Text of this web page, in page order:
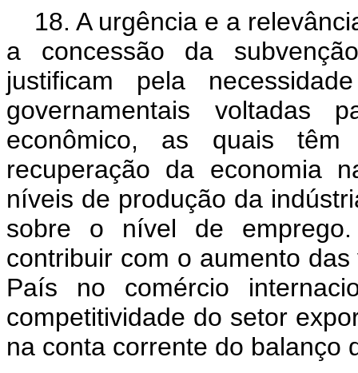
18. A urgência e a
a concessão da
justificam pela
governamentais voltadas
econômico, as quais
recuperação da economia
níveis de produção da
sobre o nível de
contribuir com o aumento
País no comércio
competitividade do setor
na conta corrente do balanço